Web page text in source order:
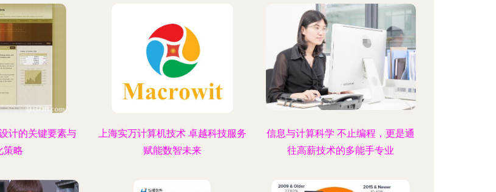
计的关键要素与
策略
上海实万计算机技术 卓越科技服务
赋能数智未来
信息与计算科学 不止编程，更是通
往高薪技术的多能手专业